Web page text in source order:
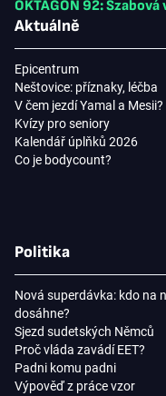
OKTAGON 92:
Aktuálně
Epicentrum
Neštovice: příznaky, léčba
V čem jezdí Yamal a Mesii?
Kvízy pro seniory
Kalendář úplňků 2026
Co je bodycount?
Politika
Nová superdávka: kdo na
dosáhne?
Sjezd sudetských Němců
Proč vláda zavádí EET?
Padni komu padni
Výpověď z práce vzor